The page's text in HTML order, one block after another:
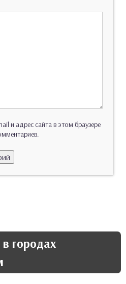
и адрес сайта в этом браузере
городах